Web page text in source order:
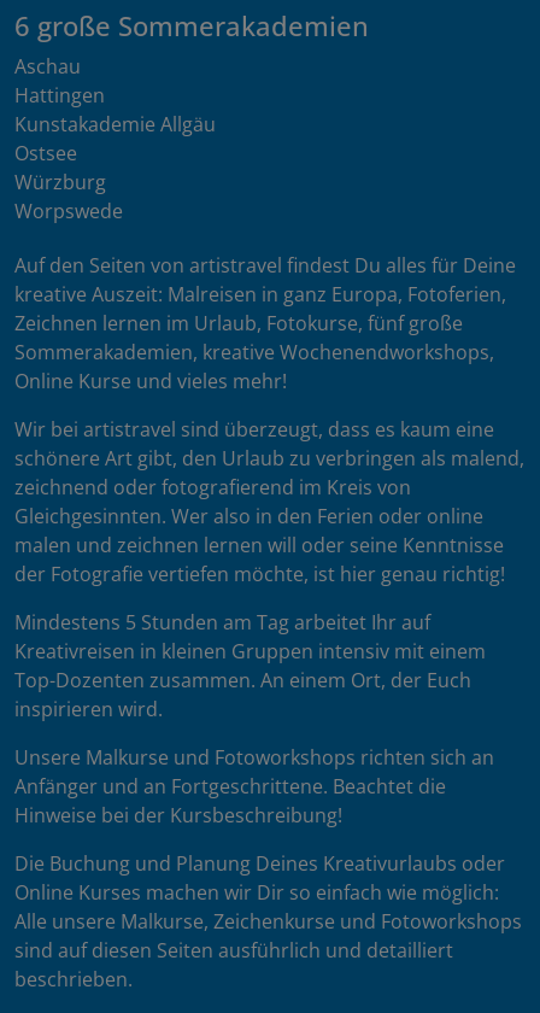
6 große Sommerakademien
Aschau
Hattingen
Kunstakademie Allgäu
Ostsee
Würzburg
Worpswede
Auf den Seiten von artistravel findest Du alles für Deine
kreative Auszeit: Malreisen in ganz Europa, Fotoferien,
Zeichnen lernen im Urlaub, Fotokurse, fünf große
Sommerakademien, kreative Wochenendworkshops,
Online Kurse und vieles mehr!
Wir bei artistravel sind überzeugt, dass es kaum eine
schönere Art gibt, den Urlaub zu verbringen als malend,
zeichnend oder fotografierend im Kreis von
Gleichgesinnten. Wer also in den Ferien oder online
malen und zeichnen lernen will oder seine Kenntnisse
der Fotografie vertiefen möchte, ist hier genau richtig!
Mindestens 5 Stunden am Tag arbeitet Ihr auf
Kreativreisen in kleinen Gruppen intensiv mit einem
Top-Dozenten zusammen. An einem Ort, der Euch
inspirieren wird.
Unsere Malkurse und Fotoworkshops richten sich an
Anfänger und an Fortgeschrittene. Beachtet die
Hinweise bei der Kursbeschreibung!
Die Buchung und Planung Deines Kreativurlaubs oder
Online Kurses machen wir Dir so einfach wie möglich:
Alle unsere Malkurse, Zeichenkurse und Fotoworkshops
sind auf diesen Seiten ausführlich und detailliert
beschrieben.